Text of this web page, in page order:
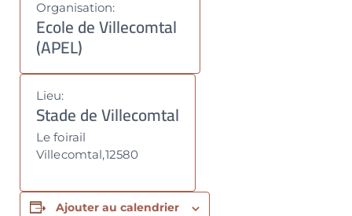
Organisation:
Ecole de Villecomtal
(APEL)
Lieu:
Stade de Villecomtal
Le foirail
Villecomtal,12580
Ajouter au calendrier